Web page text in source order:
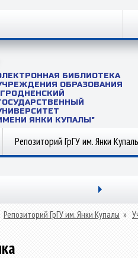
БИБЛИОТЕКА
ОБРАЗОВАНИЯ
ЯНКИ КУПАЛЫ"
Репозиторий ГрГУ им. Янки
Репозиторий ГрГУ им. Янки Купалы »